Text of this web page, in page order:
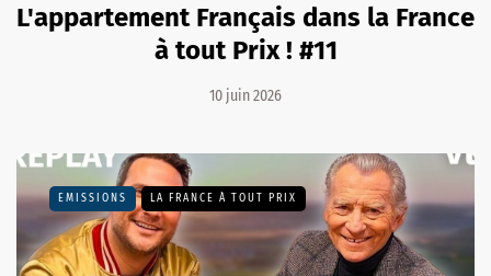
L'appartement Français dans la France
à tout Prix ! #11
10 juin 2026
EMISSIONS LA FRANCE À TOUT PRIX